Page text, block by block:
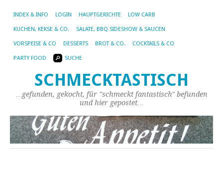
INDEX & INFO LOGIN HAUPTGERICHTE LOW CARB
KUCHEN, KEKSE & CO. SALATE, BBQ SIDESHOW & SAUCEN
VORSPEISE & CO DESSERTS BROT & CO. COCKTAILS & CO
PARTY FOOD SUCHE
SCHMECKTASTISCH
…gefunden, gekocht, für "schmeckt fantastisch" befunden
und hier gepostet…